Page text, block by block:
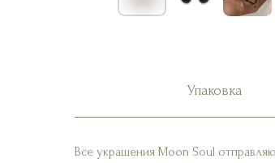
Упаковка
Все украшения Moon Soul